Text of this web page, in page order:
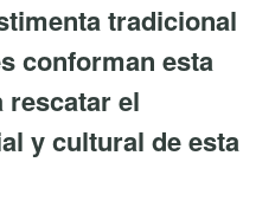
tradicional
conforman esta
rescatar el
y cultural de esta